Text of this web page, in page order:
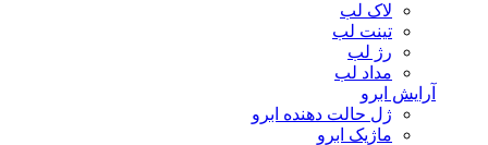
لاک لب
تینت لب
رژ لب
مداد لب
آرایش ابرو
ژل حالت دهنده ابرو
ماژیک ابرو